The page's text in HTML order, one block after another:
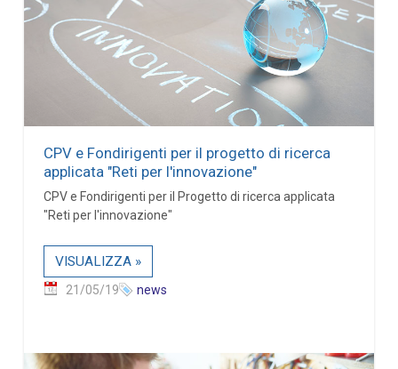
CPV e Fondirigenti per il progetto di ricerca
applicata "Reti per l'innovazione"
CPV e Fondirigenti per il Progetto di ricerca applicata
"Reti per l'innovazione"
VISUALIZZA »
21/05/19 news